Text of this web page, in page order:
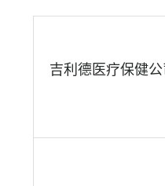
吉利德医疗保健公